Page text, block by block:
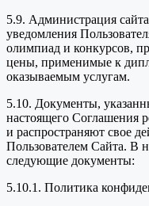
5.9. Администрация
уведомления
олимпиад и конкурсов,
цены, применимые к
оказываемым услугам.
5.10. Документы,
настоящего Соглашения
и распространяют свое
Пользователем Сайта. В
следующие документы:
5.10.1. Политика